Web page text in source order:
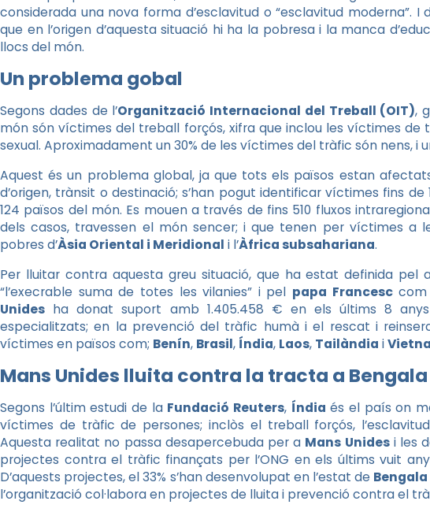
considerada una nova forma d’esclavitud o “esclavitud moderna”. I
que en l’origen d’aquesta situació hi ha la pobresa i la manca
llocs del món.
Un problema gobal
Segons dades de l’Organització Internacional del Treball (OIT),
món són víctimes del treball forçós, xifra que inclou les víctimes de
sexual. Aproximadament un 30% de les víctimes del tràfic són nens, i
Aquest és un problema global, ja que tots els països estan
d’origen, trànsit o destinació; s’han pogut identificar víctimes fins
124 països del món. Es mouen a través de fins 510 fluxos
dels casos, travessen el món sencer; i que tenen per víctimes a
pobres d’Àsia Oriental i Meridional i l’Àfrica subsahariana.
Per lluitar contra aquesta greu situació, que ha estat definida pel
“l’execrable suma de totes les vilanies” i pel papa Francesccom
Unides ha donat suport amb 1.405.458 € en els últims 8
especialitzats; en la prevenció del tràfic humà i el rescat i
víctimes en països com; Benín, Brasil, Índia, Laos, Tailàndia i
Mans Unides lluita contra la tracta a
Segons l’últim estudi de la Fundació Reuters, Índia és el país on
víctimes de tràfic de persones; inclòs el treball forçós,
Aquesta realitat no passa desapercebuda per a Mans Unidesi les
projectes contra el tràfic finançats per l’ONG en els últims vuit
D’aquests projectes, el 33% s’han desenvolupat en l’estat de
l’organització col·labora en projectes de lluita i prevenció contra el